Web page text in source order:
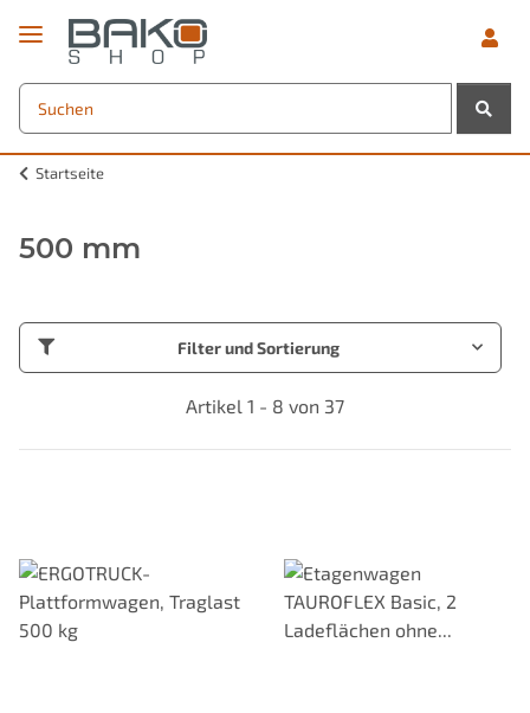
Startseite
500 mm
Filter und Sortierung
Artikel 1 - 8 von 37